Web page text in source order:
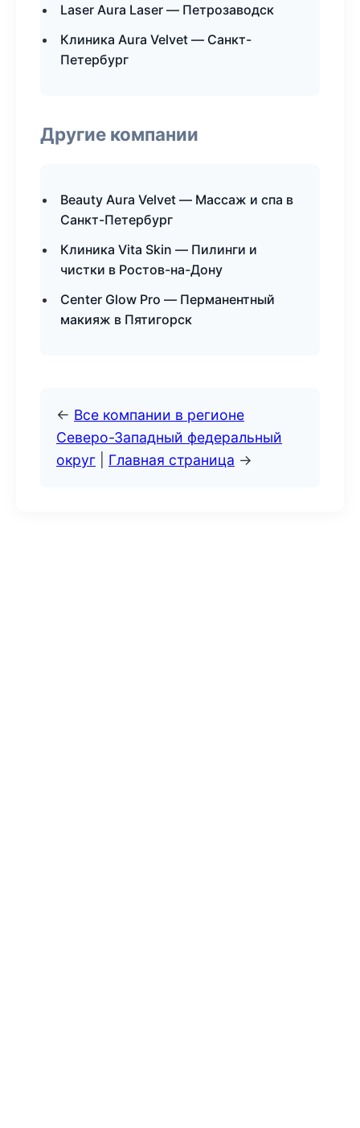
Laser Aura Laser — Петрозаводск
Клиника Aura Velvet — Санкт-
Петербург
Другие компании
Beauty Aura Velvet — Массаж и спа в
Санкт-Петербург
Клиника Vita Skin — Пилинги и
чистки в Ростов-на-Дону
Center Glow Pro — Перманентный
макияж в Пятигорск
← Все компании в регионе
Северо-Западный федеральный
округ
Главная страница →